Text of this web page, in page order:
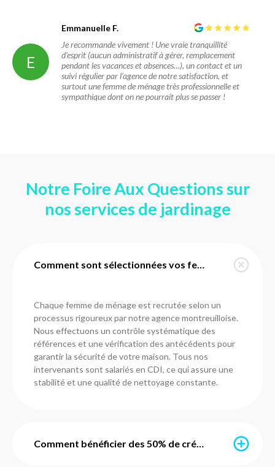
E
Emmanuelle F.
Je recommande vivement ! Une vraie tranquillité
d’esprit (aucun administratif à gérer, remplacement
pendant les vacances et absences…), un contact et un
suivi régulier par l’agence de notre satisfaction, et
surtout une femme de ménage très professionnelle et
sympathique dont on ne pourrait plus se passer !
Notre Foire Aux Questions sur
nos services de jardinage
Comment sont sélectionnées vos femmes de ménage à Montreuil ?
Chaque femme de ménage est recrutée selon un
processus rigoureux par notre agence montreuilloise.
Nous effectuons un contrôle systématique des
références et une vérification des antécédents pour
garantir la sécurité de votre maison. Tous nos
intervenants sont salariés en CDI, ce qui assure une
stabilité et une qualité de nettoyage constante.
Comment bénéficier des 50% de crédit d'impôt immédiat ?